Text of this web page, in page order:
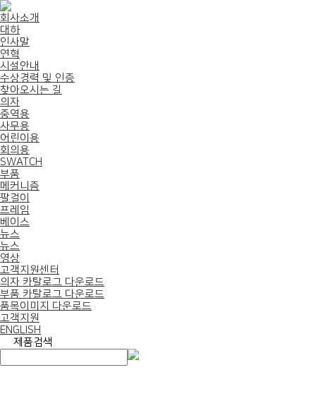
회사소개
대하
인사말
연혁
시설안내
수상경력 및 인증
찾아오시는 길
의자
중역용
사무용
어린이용
회의용
SWATCH
부품
메커니즘
팔걸이
프레임
베이스
뉴스
뉴스
영상
고객지원센터
의자 카탈로그 다운로드
부품 카탈로그 다운로드
품목이미지 다운로드
고객지원
ENGLISH
제품검색